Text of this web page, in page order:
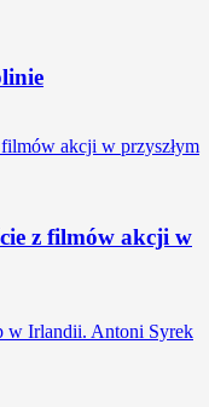
z filmów akcji w